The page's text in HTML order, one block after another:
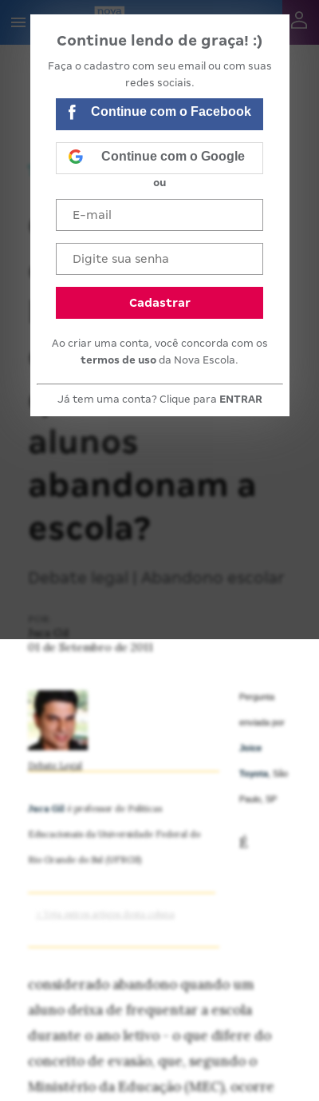
Continue lendo de graça! :)
Faça o cadastro com seu email ou com suas
redes sociais.
Continue com o Facebook
Continue com o Google
ou
Cadastrar
Ao criar uma conta, você concorda com os
termos de uso da Nova Escola.
Já tem uma conta? Clique para ENTRAR
Quais são as
obrigações
legais dos
diretores
quando os
alunos
abandonam a
escola?
Juca Gil
01 de Setembro de 2011
Debate Legal
Juca Gil é professor de Políticas
Educacionais da Universidade Federal do
Rio Grande do Sul (UFRGS)
Pergunta
enviada por
Joice
Toyota, São
Paulo, SP
É
considerado abandono quando um
aluno deixa de frequentar a escola
durante o ano letivo - o que difere do
conceito de evasão, que, segundo o
Ministério da Educação (MEC), ocorre